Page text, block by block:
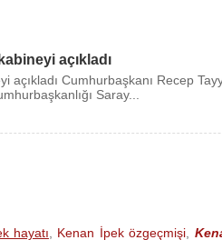
Başkanlığı
açıkladı
açıkladı Cumhurbaşkanı Recep
Saray...
hayatı Kenan İpek özgeçmişi